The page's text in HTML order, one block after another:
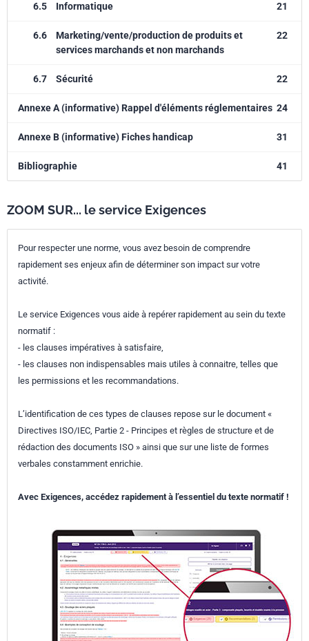
6.5 Informatique 21
6.6
Marketing/vente/production de produits et
services marchands et non marchands
22
6.7 Sécurité 22
Annexe A (informative) Rappel d'éléments réglementaires 24
Annexe B (informative) Fiches handicap 31
Bibliographie 41
ZOOM SUR... le service Exigences
Pour respecter une norme, vous avez besoin de comprendre
rapidement ses enjeux afin de déterminer son impact sur votre
activité.
Le service Exigences vous aide à repérer rapidement au sein du texte
normatif :
- les clauses impératives à satisfaire,
- les clauses non indispensables mais utiles à connaitre, telles que
les permissions et les recommandations.
L’identification de ces types de clauses repose sur le document «
Directives ISO/IEC, Partie 2 - Principes et règles de structure et de
rédaction des documents ISO » ainsi que sur une liste de formes
verbales constamment enrichie.
Avec Exigences, accédez rapidement à l’essentiel du texte normatif !